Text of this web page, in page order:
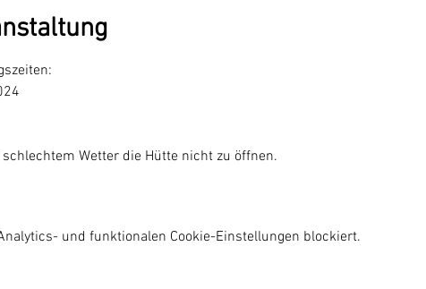
Wetter die Hütte nicht zu öffnen.
und funktionalen Cookie-Einstellungen blockiert.